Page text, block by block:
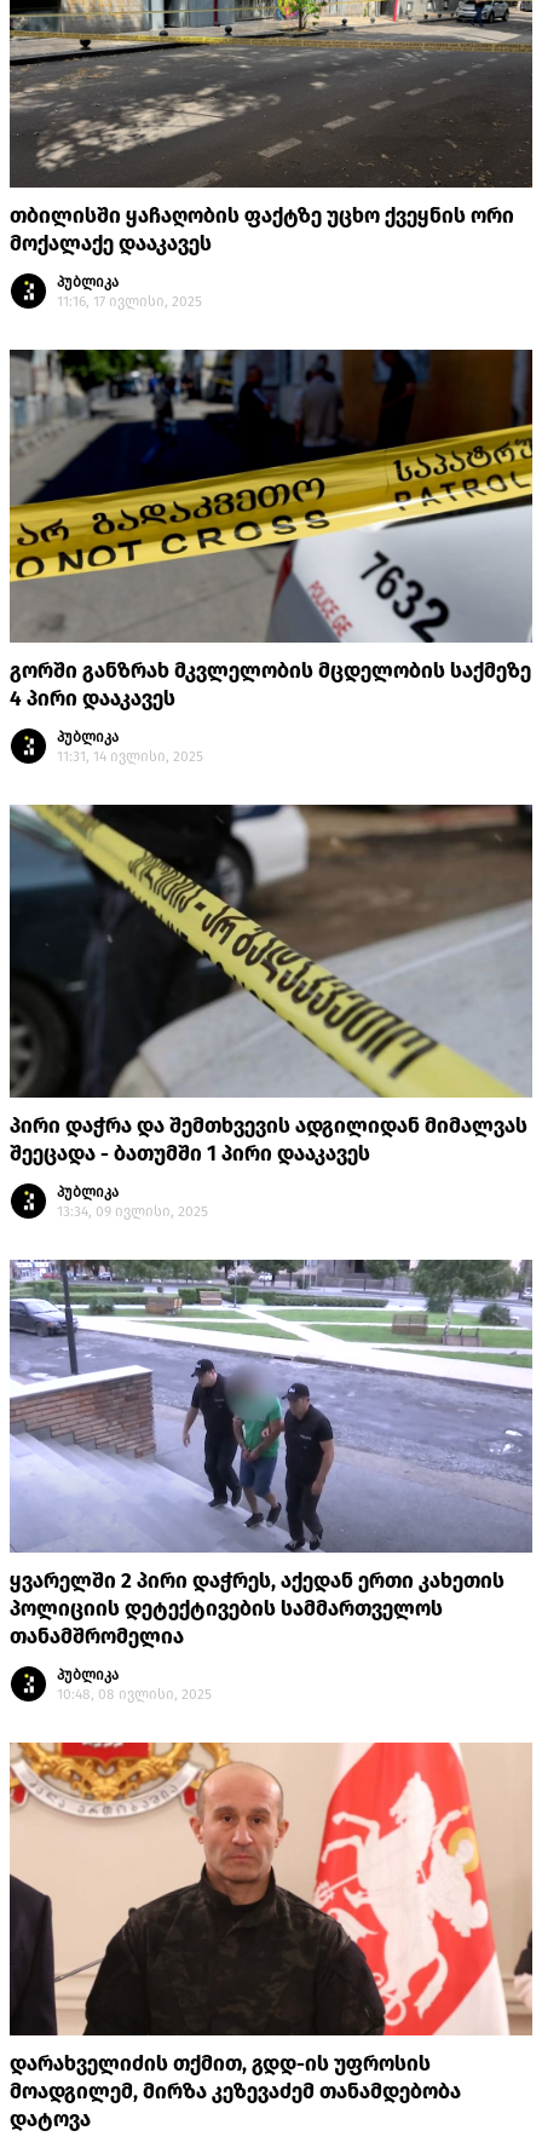
თბილისში ყაჩაღობის ფაქტზე უცხო ქვეყნის ორი
მოქალაქე დააკავეს
პუბლიკა
11:16, 17 ივლისი, 2025
გორში განზრახ მკვლელობის მცდელობის საქმეზე
4 პირი დააკავეს
პუბლიკა
11:31, 14 ივლისი, 2025
პირი დაჭრა და შემთხვევის ადგილიდან მიმალვას
შეეცადა - ბათუმში 1 პირი დააკავეს
პუბლიკა
13:34, 09 ივლისი, 2025
ყვარელში 2 პირი დაჭრეს, აქედან ერთი კახეთის
პოლიციის დეტექტივების სამმართველოს
თანამშრომელია
პუბლიკა
10:48, 08 ივლისი, 2025
დარახველიძის თქმით, გდდ-ის უფროსის
მოადგილემ, მირზა კეზევაძემ თანამდებობა
დატოვა